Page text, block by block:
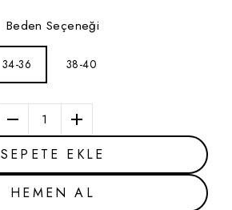
Beden Seçeneği
34-36 38-40
1
SEPETE EKLE
HEMEN AL